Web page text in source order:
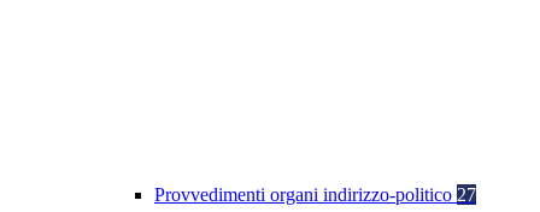
Provvedimenti organi indirizzo-politico 27